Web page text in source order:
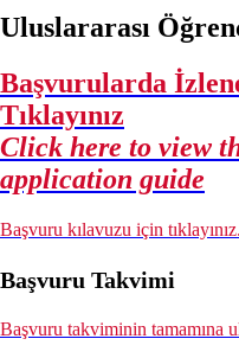
Uluslararası
Başvurularda
Tıklayınız
Click here to view
application guide
Başvuru kılavuzu için tıklayınız.
Başvuru Takvimi
Başvuru takviminin tamamına